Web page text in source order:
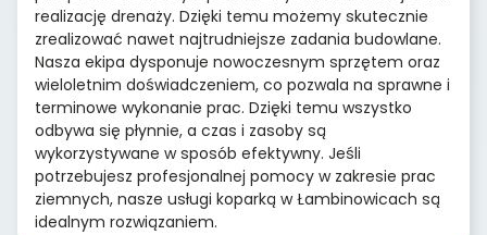
realizację drenaży. Dzięki temu możemy skutecznie
zrealizować nawet najtrudniejsze zadania budowlane.
Nasza ekipa dysponuje nowoczesnym sprzętem oraz
wieloletnim doświadczeniem, co pozwala na sprawne i
terminowe wykonanie prac. Dzięki temu wszystko
odbywa się płynnie, a czas i zasoby są
wykorzystywane w sposób efektywny. Jeśli
potrzebujesz profesjonalnej pomocy w zakresie prac
ziemnych, nasze usługi koparką w Łambinowicach są
idealnym rozwiązaniem.